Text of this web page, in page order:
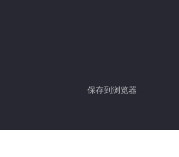
保存到浏览器